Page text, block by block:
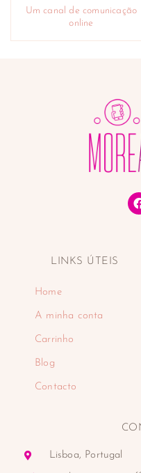
Um canal de comunicação
online
LINKS ÚTEIS
Home
A minha conta
Carrinho
Blog
Contacto
Lisboa, Portugal